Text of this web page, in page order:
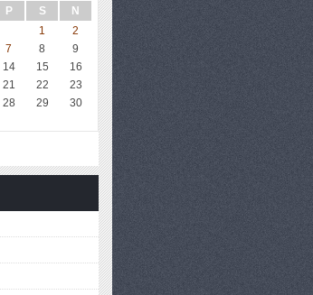
P S
N
1
2
7 8
9
14 15
16
21 22
23
28 29
30